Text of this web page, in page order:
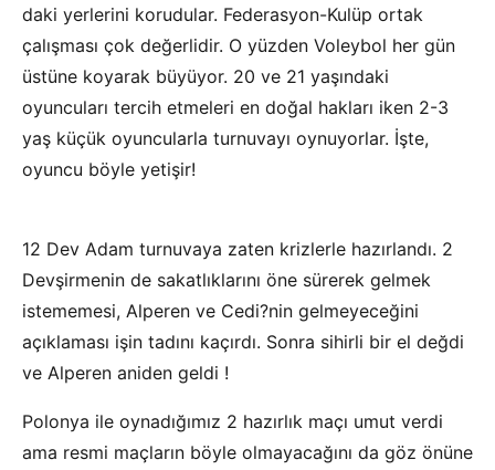
daki yerlerini korudular. Federasyon-Kulüp ortak
çalışması çok değerlidir. O yüzden Voleybol her gün
üstüne koyarak büyüyor. 20 ve 21 yaşındaki
oyuncuları tercih etmeleri en doğal hakları iken 2-3
yaş küçük oyuncularla turnuvayı oynuyorlar. İşte,
oyuncu böyle yetişir!
12 Dev Adam turnuvaya zaten krizlerle hazırlandı. 2
Devşirmenin de sakatlıklarını öne sürerek gelmek
istememesi, Alperen ve Cedi?nin gelmeyeceğini
açıklaması işin tadını kaçırdı. Sonra sihirli bir el değdi
ve Alperen aniden geldi !
Polonya ile oynadığımız 2 hazırlık maçı umut verdi
ama resmi maçların böyle olmayacağını da göz önüne